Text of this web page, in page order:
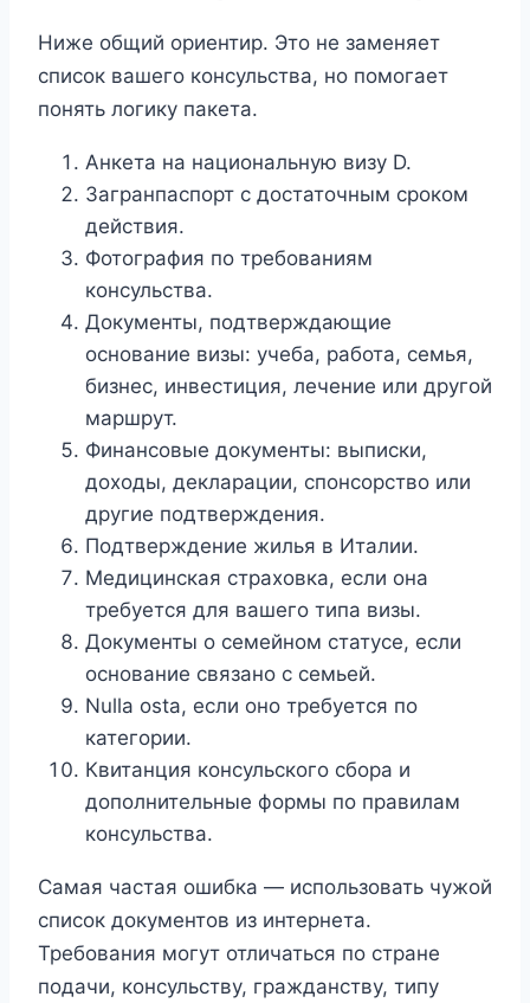
Ниже общий ориентир. Это не заменяет
список вашего консульства, но помогает
понять логику пакета.
Анкета на национальную визу D.
Загранпаспорт с достаточным сроком
действия.
Фотография по требованиям
консульства.
Документы, подтверждающие
основание визы: учеба, работа, семья,
бизнес, инвестиция, лечение или другой
маршрут.
Финансовые документы: выписки,
доходы, декларации, спонсорство или
другие подтверждения.
Подтверждение жилья в Италии.
Медицинская страховка, если она
требуется для вашего типа визы.
Документы о семейном статусе, если
основание связано с семьей.
Nulla osta, если оно требуется по
категории.
Квитанция консульского сбора и
дополнительные формы по правилам
консульства.
Самая частая ошибка — использовать чужой
список документов из интернета.
Требования могут отличаться по стране
подачи, консульству, гражданству, типу